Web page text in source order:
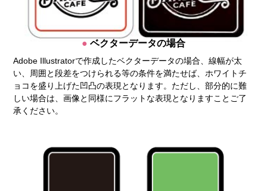
ベクターデータの場合
Adobe Illustratorで作成したベクターデータの場合、線幅が太
い、周囲と段差をつけられる等の条件を満たせば、ホワイトチ
ョコを盛り上げた凹凸の表現となります。ただし、部分的に難
しい場合は、画像と同様にフラットな表現となりますことご了
承ください。